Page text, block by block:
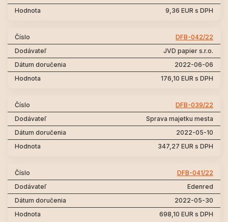
9,36 EUR s DPH
DFB-042/22
JVD papier s.r.o.
2022-06-06
176,10 EUR s DPH
DFB-039/22
Sprava majetku mesta
2022-05-10
347,27 EUR s DPH
DFB-041/22
Edenred
2022-05-30
698,10 EUR s DPH